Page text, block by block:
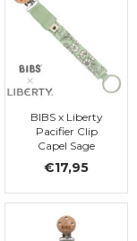
BIBS x Liberty
Pacifier Clip
Capel Sage
€17,95